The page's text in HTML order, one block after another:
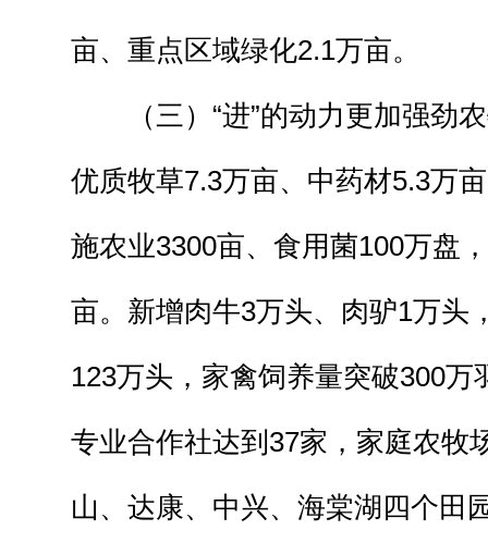
亩、重点区域绿化2.1万亩。
（三）“进”的动力更加强劲农
优质牧草7.3万亩、中药材5.3万
施农业3300亩、食用菌100万盘
亩。新增肉牛3万头、肉驴1万头
123万头，家禽饲养量突破300万
专业合作社达到37家，家庭农牧
山、达康、中兴、海棠湖四个田